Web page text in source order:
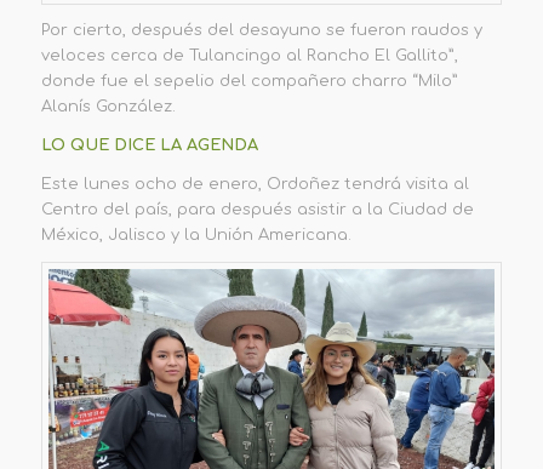
Por cierto, después del desayuno se fueron raudos y
veloces cerca de Tulancingo al Rancho El Gallito”,
donde fue el sepelio del compañero charro “Milo”
Alanís González.
LO QUE DICE LA AGENDA
Este lunes ocho de enero, Ordoñez tendrá visita al
Centro del país, para después asistir a la Ciudad de
México, Jalisco y la Unión Americana.